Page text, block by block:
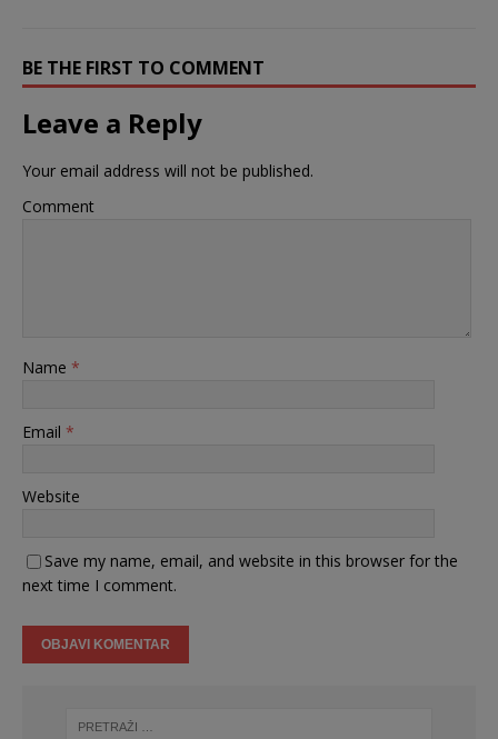
BE THE FIRST TO COMMENT
Leave a Reply
Your email address will not be published.
Comment
Name *
Email *
Website
Save my name, email, and website in this browser for the
next time I comment.